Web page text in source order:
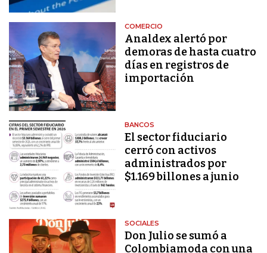
COMERCIO
Analdex alertó por
demoras de hasta cuatro
días en registros de
importación
BANCOS
El sector fiduciario
cerró con activos
administrados por
$1.169 billones a junio
SOCIALES
Don Julio se sumó a
Colombiamoda con una